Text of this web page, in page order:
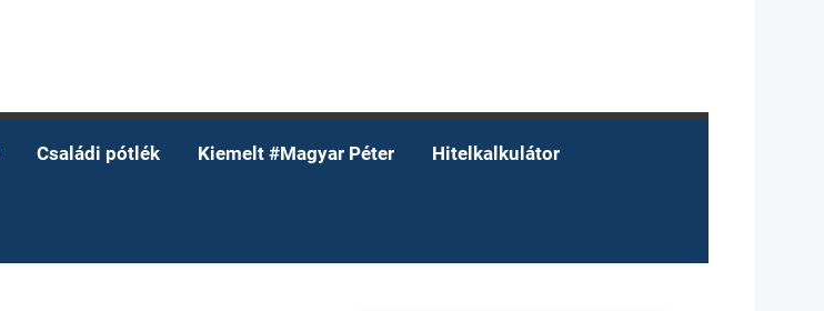
Családi pótlék Kiemelt #Magyar Péter Hitelkalkulátor